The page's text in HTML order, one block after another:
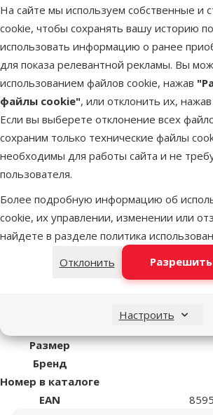
На сайте мы используем собственные и
cookie, чтобы сохранять вашу историю
использовать информацию о ранее
для показа релевантной рекламы. Вы
использованием файлов cookie, нажав
файлы cookie", или отклонить их, нажав
Если вы выберете отклонение всех
сохраним только технические файлы
необходимы для работы сайта и не
пользователя.
Более подробную информацию об
cookie, их управлении, изменении или
найдете в разделе политика
Отклонить
Разрешить
Настроить
Удобный и прочный ошейник для собак.
По всей длине ошейника с обеих
светоотражающие элементы,
безопасность при передвижении в
Предназначен для собак средних пород.
У ошейника регулируемая длина. Обхват
составлять от 35 до 51 см.
Размер – M:
Длина: 35–51 см.
Ширина: 2,5 см.
Цвет – красный.
Параметры
Материал
Классический,
Размер
Бренд
Номер в каталоге
EAN